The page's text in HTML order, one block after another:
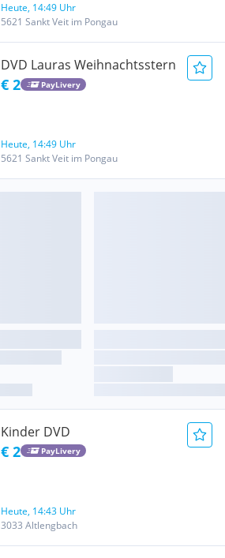
Heute, 14:49 Uhr
5621 Sankt Veit im Pongau
DVD Lauras Weihnachtsstern
€ 2 PayLivery
Heute, 14:49 Uhr
5621 Sankt Veit im Pongau
Kinder DVD
€ 2 PayLivery
Heute, 14:43 Uhr
3033 Altlengbach